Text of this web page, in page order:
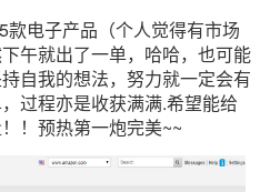
5款电子产品（个人觉得有市场
午就出了一单，哈哈，也可能
自我的想法，努力就一定会有
过程亦是收获满满.希望能给
！预热第一炮完美~~